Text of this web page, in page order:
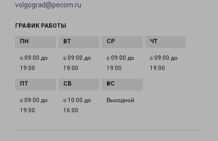
volgograd@pecom.ru
ГРАФИК РАБОТЫ
с 09:00 до
19:00
с 09:00 до
19:00
с 09:00 до
19:00
с 09:00 до
19:00
с 09:00 до
19:00
с 10:00 до
16:00
Выходной